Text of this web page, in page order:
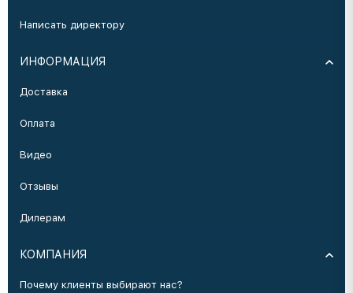
Написать директору
ИНФОРМАЦИЯ
Доставка
Оплата
Видео
Отзывы
Дилерам
КОМПАНИЯ
Почему клиенты выбирают нас?